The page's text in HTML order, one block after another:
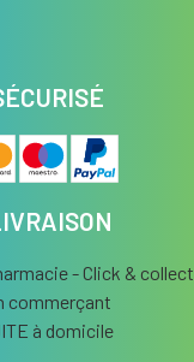
- Click & collect
commerçant
à domicile